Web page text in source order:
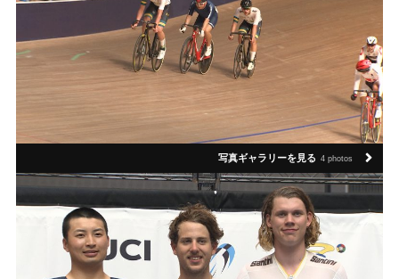
写真ギャラリーを見る 4 photos